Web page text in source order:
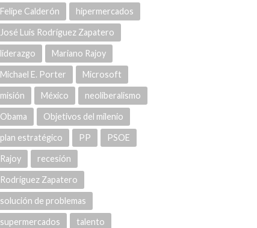
Felipe Calderón hipermercados
José Luis Rodríguez Zapatero
liderazgo Mariano Rajoy
Michael E. Porter Microsoft
misión México neoliberalismo
Obama Objetivos del milenio
plan estratégico PP PSOE
Rajoy recesión
Rodríguez Zapatero
solución de problemas
supermercados talento